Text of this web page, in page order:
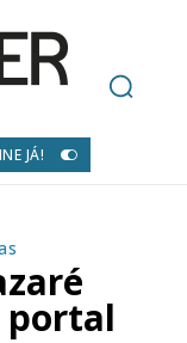
JÁ!
portal